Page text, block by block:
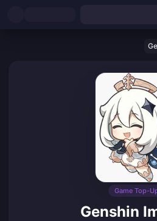
Game Top-
Genshin